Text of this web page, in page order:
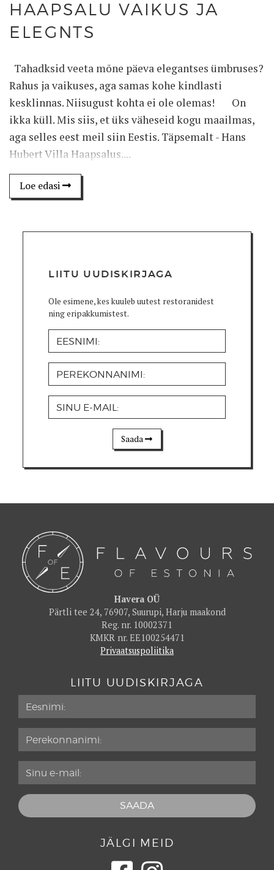
HAAPSALU VAIKUS JA
ELEGNTS
Tahadksid veeta mõne päeva elegantses ümbruses?
Rahus ja vaikuses, aga samas kohe kindlasti
kesklinnas. Niisugust kohta ei ole olemas! On
ikka küll. Mis siis, et üks väheseid kogu maailmas,
aga selles eest meil siin Eestis. Täpsemalt - Hans
Hubert Villa Haapsalus....
Loe edasi
LIITU UUDISKIRJAGA
Ole esimene, kes kuuleb uutest restoranidest
ning eripakkumistest.
Saada
Havera OÜ
Pärtli tee 24, 76907, Suurupi, Harju maakond
Reg. nr. 10002371
KMKR nr. EE100254471
Privaatsuspoliitika
LIITU UUDISKIRJAGA
JÄLGI MEID